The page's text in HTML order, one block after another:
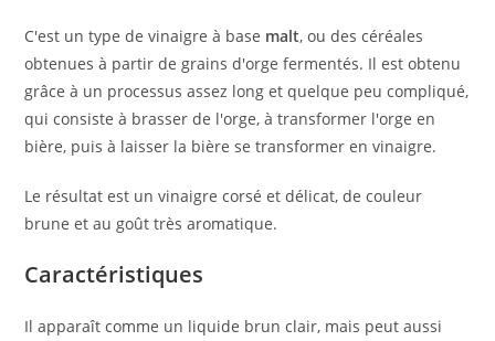
C'est un type de vinaigre à base malt, ou des céréales
obtenues à partir de grains d'orge fermentés. Il est obtenu
grâce à un processus assez long et quelque peu compliqué,
qui consiste à brasser de l'orge, à transformer l'orge en
bière, puis à laisser la bière se transformer en vinaigre.
Le résultat est un vinaigre corsé et délicat, de couleur
brune et au goût très aromatique.
Caractéristiques
Il apparaît comme un liquide brun clair, mais peut aussi